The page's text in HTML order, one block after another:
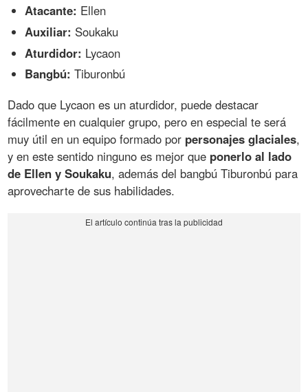
Atacante: Ellen
Auxiliar: Soukaku
Aturdidor: Lycaon
Bangbú: Tiburonbú
Dado que Lycaon es un aturdidor, puede destacar
fácilmente en cualquier grupo, pero en especial te será
muy útil en un equipo formado por personajes glaciales,
y en este sentido ninguno es mejor que ponerlo al lado
de Ellen y Soukaku, además del bangbú Tiburonbú para
aprovecharte de sus habilidades.